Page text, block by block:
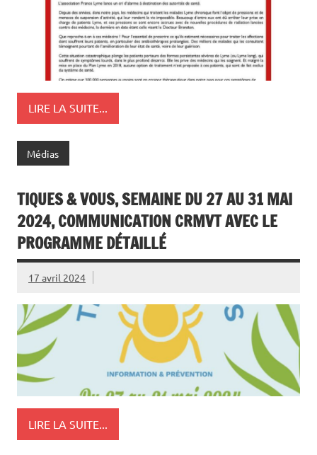
LIRE LA SUITE...
Médias
TIQUES & VOUS, SEMAINE DU 27 AU 31 MAI
2024, COMMUNICATION CRMVT AVEC LE
PROGRAMME DÉTAILLÉ
17 avril 2024
LIRE LA SUITE...